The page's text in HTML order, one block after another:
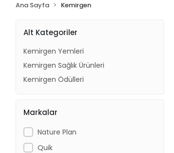
Ana Sayfa Kemirgen
Alt Kategoriler
Kemirgen Yemleri
Kemirgen Sağlık Ürünleri
Kemirgen Ödülleri
Markalar
Nature Plan
Quik